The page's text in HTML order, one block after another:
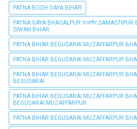
PATNA BODH GAYA BIHAR
PATNA GAYA BHAGALPUR राजगीर
SIWAN BIHAR
PATNA BIHAR BEGUSARAI MUZAFFARPUR
PATNA BIHAR BEGUSARAI MUZAFFARPUR
PATNA BIHAR BEGUSARAI MUZAFFARPUR
BEGUSARAI
PATNA BIHAR BEGUSARAI MUZAFFARPUR
BEGUSARAI MUZAFFARPUR
PATNA BIHAR BEGUSARAI MUZAFFARPUR